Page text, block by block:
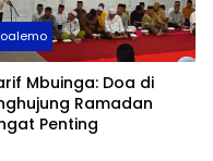
Mbuinga: Doa di
Ramadan
Penting